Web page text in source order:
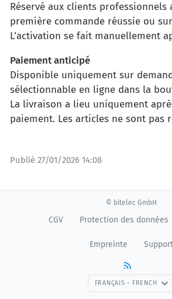
Réservé aux clients professionnels
première commande réussie ou
L’activation se fait manuellement
Paiement anticipé
Disponible uniquement sur
sélectionnable en ligne dans la
La livraison a lieu uniquement
paiement. Les articles ne sont pas
Publié 27/01/2026 14:08
© bitelec GmbH
CGV Protection des données
Empreinte
FRANÇAIS - FRENCH